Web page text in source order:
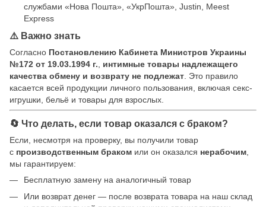
службами «Нова Пошта», «УкрПошта», Justin, Meest
Express
⚠️ Важно знать
Согласно Постановлению Кабинета Министров Украины
№172 от 19.03.1994 г.
интимные товары надлежащего
качества обмену и возврату не подлежат . Это правило
касается всей продукции личного пользования, включая секс-
игрушки, бельё и товары для взрослых.
🔄 Что делать, если товар оказался с браком?
Если, несмотря на проверку, вы получили товар
с производственным браком или он оказался нерабочим
мы гарантируем:
Бесплатную замену на аналогичный товар
Или возврат денег — после возврата товара на наш склад